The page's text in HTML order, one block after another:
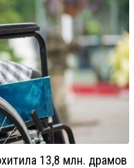
13,8 млн. драмов